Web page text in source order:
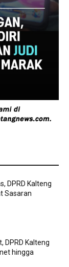
DPRD Kalteng
Sasaran
DPRD Kalteng
hingga